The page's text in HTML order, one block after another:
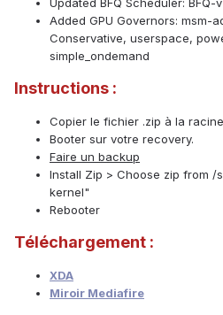
Updated BFQ Scheduler: BFQ-
Added GPU Governors: msm-
Conservative, userspace,
simple_ondemand
Instructions :
Copier le fichier .zip à la
Booter sur votre recovery.
Faire un backup
Install Zip > Choose zip from
kernel"
Rebooter
Téléchargement :
XDA
Miroir Mediafire